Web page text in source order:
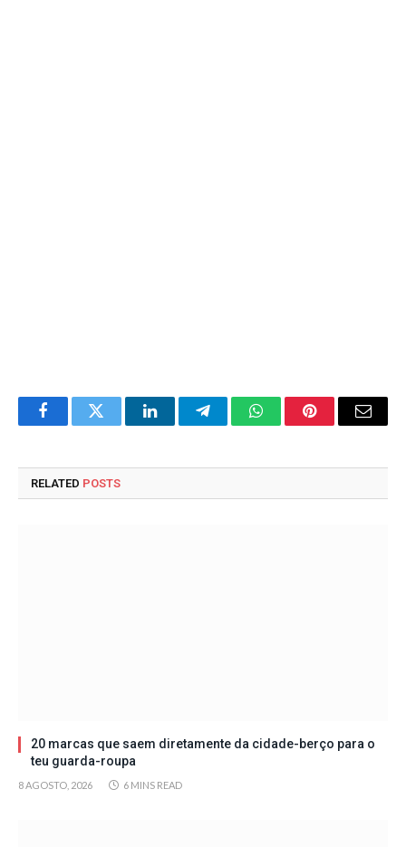
FacebookTwitter LinkedInTelegramWhatsAppPinterestEmail
RELATED POSTS
20 marcas que saem diretamente da cidade-berço para o
teu guarda-roupa
8 AGOSTO, 2026 6 MINS READ